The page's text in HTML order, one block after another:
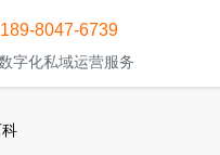
189-8047-6739
字化私域运营服务